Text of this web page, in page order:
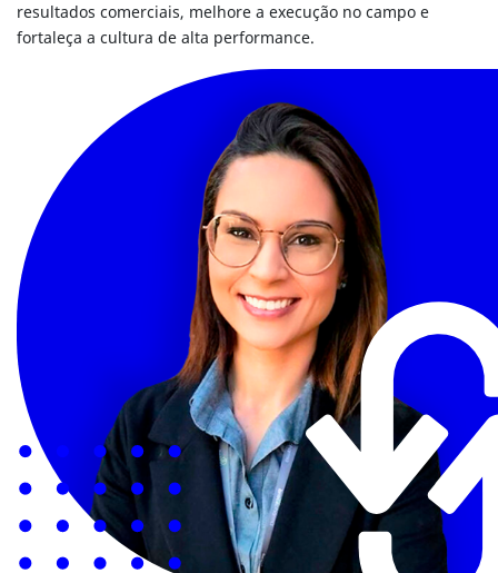
resultados comerciais, melhore a execução no campo e
fortaleça a cultura de alta performance.